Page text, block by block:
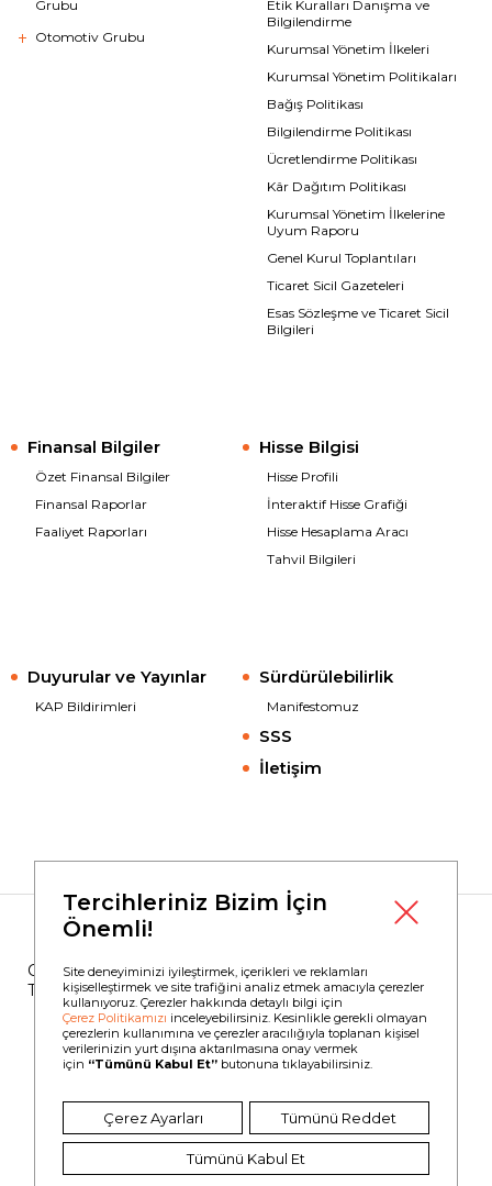
Grubu
Otomotiv Grubu
Etik Kuralları Danışma ve
Bilgilendirme
Kurumsal Yönetim İlkeleri
Kurumsal Yönetim Politikaları
Bağış Politikası
Bilgilendirme Politikası
Ücretlendirme Politikası
Kâr Dağıtım Politikası
Kurumsal Yönetim İlkelerine
Uyum Raporu
Genel Kurul Toplantıları
Ticaret Sicil Gazeteleri
Esas Sözleşme ve Ticaret Sicil
Bilgileri
Finansal Bilgiler
Özet Finansal Bilgiler
Finansal Raporlar
Faaliyet Raporları
Hisse Bilgisi
Hisse Profili
İnteraktif Hisse Grafiği
Hisse Hesaplama Aracı
Tahvil Bilgileri
Duyurular ve Yayınlar
KAP Bildirimleri
Sürdürülebilirlik
Manifestomuz
SSS
İletişim
Copyright © 2023 Borusan Yatırım
Tüm Hakları Saklıdır.
Bilgi Toplumu Hizmetleri Kullanım Koşulları
Çerez Politikası
Kişisel Verilen İşlenmesi Hakkında Aydınlatma Metni
Tercihleriniz Bizim İçin
Önemli!
Site deneyiminizi iyileştirmek, içerikleri ve reklamları
kişiselleştirmek ve site trafiğini analiz etmek amacıyla çerezler
kullanıyoruz. Çerezler hakkında detaylı bilgi için
Çerez Politikamızı inceleyebilirsiniz. Kesinlikle gerekli olmayan
çerezlerin kullanımına ve çerezler aracılığıyla toplanan kişisel
verilerinizin yurt dışına aktarılmasına onay vermek
için “Tümünü Kabul Et” butonuna tıklayabilirsiniz.
Çerez Ayarları Tümünü Reddet
Tümünü Kabul Et